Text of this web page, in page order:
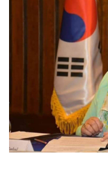
هيئة التدريس